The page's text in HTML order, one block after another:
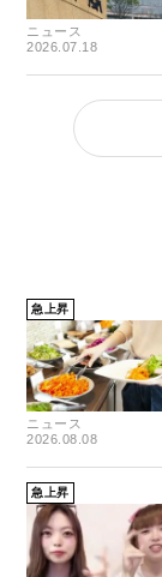
ニュース
2026.07.18
急上昇
ニュース
2026.08.08
急上昇